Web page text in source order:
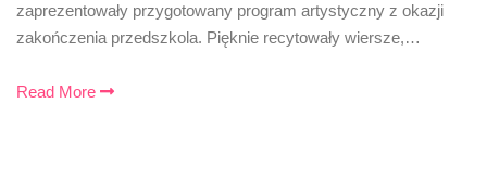
zaprezentowały przygotowany program artystyczny z okazji
zakończenia przedszkola. Pięknie recytowały wiersze,…
Read More